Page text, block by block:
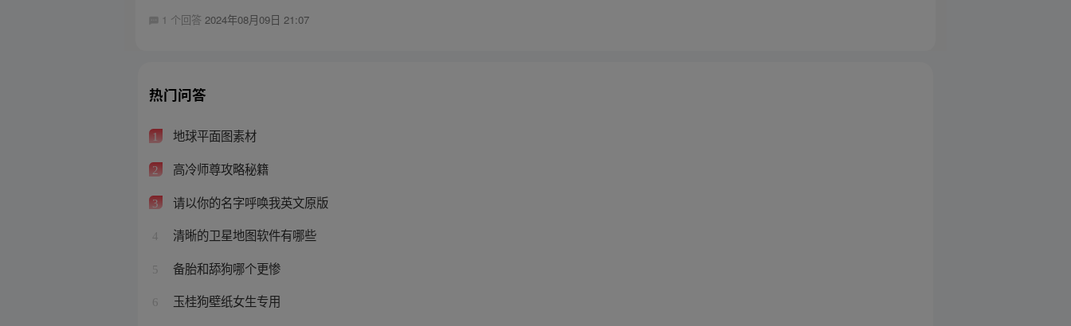
1 个回答2024年08月09日 21:07
热门问答
1 地球平面图素材
2 高冷师尊攻略秘籍
3 请以你的名字呼唤我英文原版
4 清晰的卫星地图软件有哪些
5 备胎和舔狗哪个更惨
6 玉桂狗壁纸女生专用